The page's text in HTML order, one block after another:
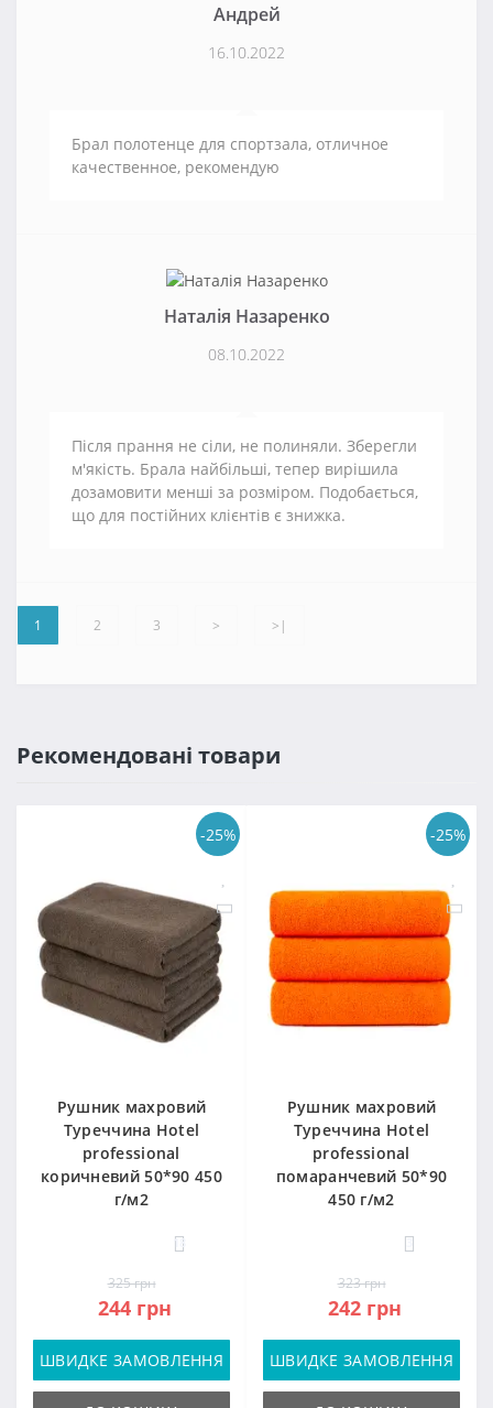
Андрей
16.10.2022
Брал полотенце для спортзала, отличное
качественное, рекомендую
Наталія Назаренко
08.10.2022
Після прання не сіли, не полиняли. Зберегли
м'якість. Брала найбільші, тепер вирішила
дозамовити менші за розміром. Подобається,
що для постійних клієнтів є знижка.
1 2 3 > >|
Рекомендовані товари
-25%
Рушник махровий
Туреччина Hotel
professional
коричневий 50*90 450
г/м2
18
325 грн
244 грн
ШВИДКЕ ЗАМОВЛЕННЯ
-25%
Рушник махровий
Туреччина Hotel
professional
помаранчевий 50*90
450 г/м2
3
323 грн
242 грн
ШВИДКЕ ЗАМОВЛЕННЯ